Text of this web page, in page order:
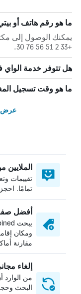
ما هو رقم هاتف أو
يمكنك الوصول إلى
+33 2 51 56 76 30.
هل تتوفر خدمة الواي
ما هو وقت تسجيل
عرض
الملايين
تقييمات
تمامًا.
أفضل
ومكان
مقارنة
إلغاء
من الوارد
البحث